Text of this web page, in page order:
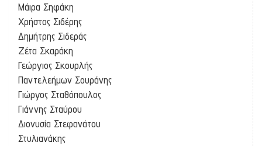
Μάιρα Σηφάκη
Χρήστος Σιδέρης
Δημήτρης Σιδεράς
Ζέτα Σκαράκη
Γεώργιος Σκουρλής
Παντελεήμων Σουράνης
Γιώργος Σταθόπουλος
Γιάννης Σταύρου
Διονυσία Στεφανάτου
Στυλιανάκης